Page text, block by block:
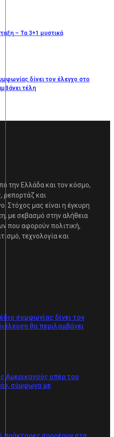
– Τα 3+1 μυστικά
δίνει τον έλεγχο στο
τέλη
την Ελλάδα και τον κόσμο,
ρεπορτάζ και
Στόχος μας είναι η έγκυρη
με σεβασμό στην αλήθεια
που αφορούν πολιτική,
τεχνολογία και
συμφωνίας δίνει τον
θα περιλαμβάνει
Αμερικανούς υπέρ του
σύμφωνα με